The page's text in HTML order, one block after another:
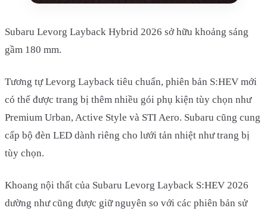
Subaru Levorg Layback Hybrid 2026 sở hữu khoảng sáng
gầm 180 mm.
Tương tự Levorg Layback tiêu chuẩn, phiên bản S:HEV mới
có thể được trang bị thêm nhiều gói phụ kiện tùy chọn như
Premium Urban, Active Style và STI Aero. Subaru cũng cung
cấp bộ đèn LED dành riêng cho lưới tản nhiệt như trang bị
tùy chọn.
Khoang nội thất của Subaru Levorg Layback S:HEV 2026
dường như cũng được giữ nguyên so với các phiên bản sử